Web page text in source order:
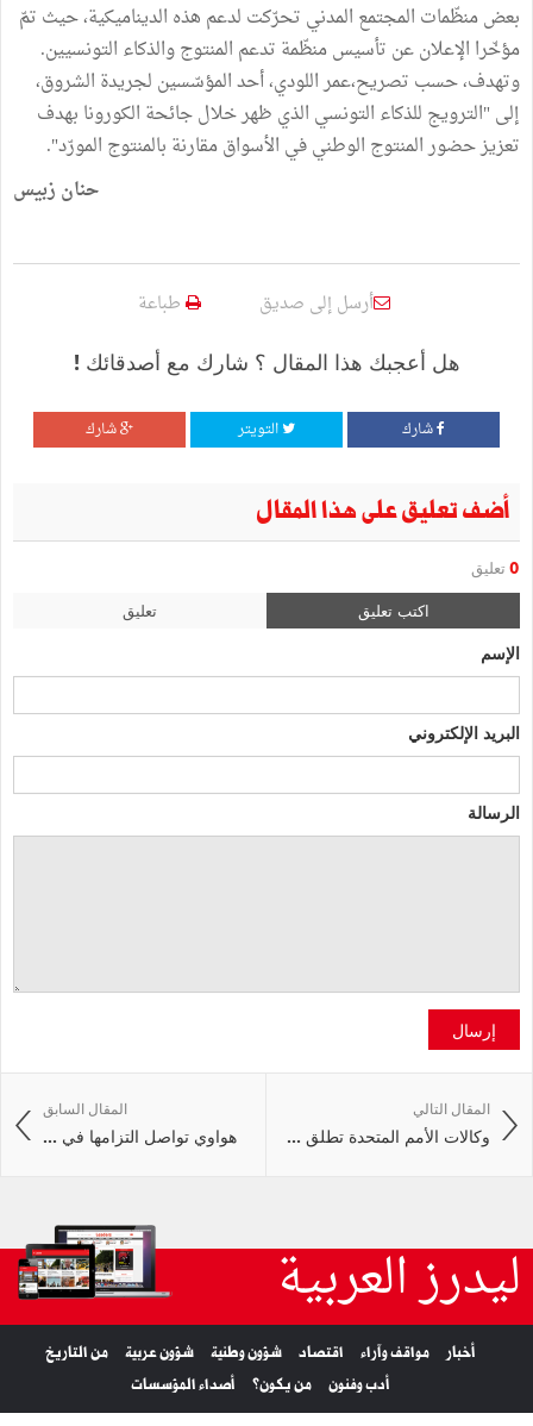
بعض منظّمات المجتمع المدني تحرّكت لدعم هذه الديناميكية، حيث تمّ
مؤخّرا الإعلان عن تأسيس منظّمة تدعم المنتوج والذكاء التونسيين.
وتهدف، حسب تصريح،عمر اللودي، أحد المؤسّسين لجريدة الشروق،
إلى "الترويج للذكاء التونسي الذي ظهر خلال جائحة الكورونا بهدف
تعزيز حضور المنتوج الوطني في الأسواق مقارنة بالمنتوج المورّد".
حنان زبيس
أرسل إلى صديق طباعة
هل أعجبك هذا المقال ؟ شارك مع أصدقائك !
شارك التويتر شارك
أضف تعليق على هذا المقال
0 تعليق
اكتب تعليق تعليق
الإسم
البريد الإلكتروني
الرسالة
إرسال
المقال السابق
هواوي تواصل التزامها في ...
المقال التالي
وكالات الأمم المتحدة تطلق ...
ليدرز العربية
أخبار مواقف وآراء اقتصاد شؤون وطنية شؤون عربية
من التاريخ
أدب وفنون
من يكون؟ أصداء المؤسسات